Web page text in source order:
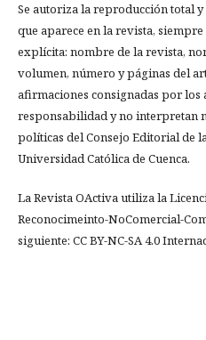
Se autoriza la reproducción total
que aparece en la revista,
explícita: nombre de la revista,
volumen, número y páginas del
afirmaciones consignadas por los
responsabilidad y no interpretan
políticas del Consejo Editorial de
Universidad Católica de Cuenca.
La Revista OActiva utiliza la
Reconocimeinto-NoComercial-
siguiente: CC BY-NC-SA 4.0